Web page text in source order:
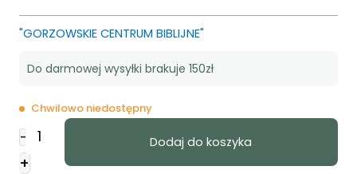
"GORZOWSKIE CENTRUM BIBLIJNE"
Do darmowej wysyłki brakuje 150zł
Chwilowo niedostępny
-
Kwartalnik
Biblijny
+
Dodaj do koszyka